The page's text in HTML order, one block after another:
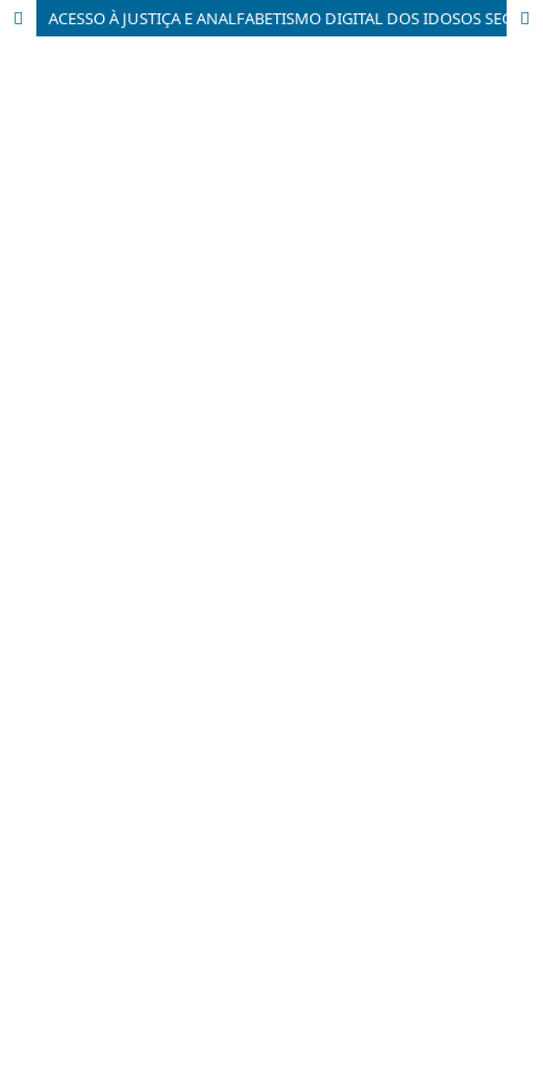
ACESSO À JUSTIÇA E ANALFABETISMO DIGITAL DOS IDOSOS SEGURADOS ESPECIAIS: A EFETIVAÇÃO DO DIREITO À APOSENTADORIA POR IDADE DOS TRABALHADORES RURAIS NO ESTADO DE GOIÁS